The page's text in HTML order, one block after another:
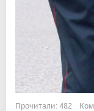
Прочитали: 482